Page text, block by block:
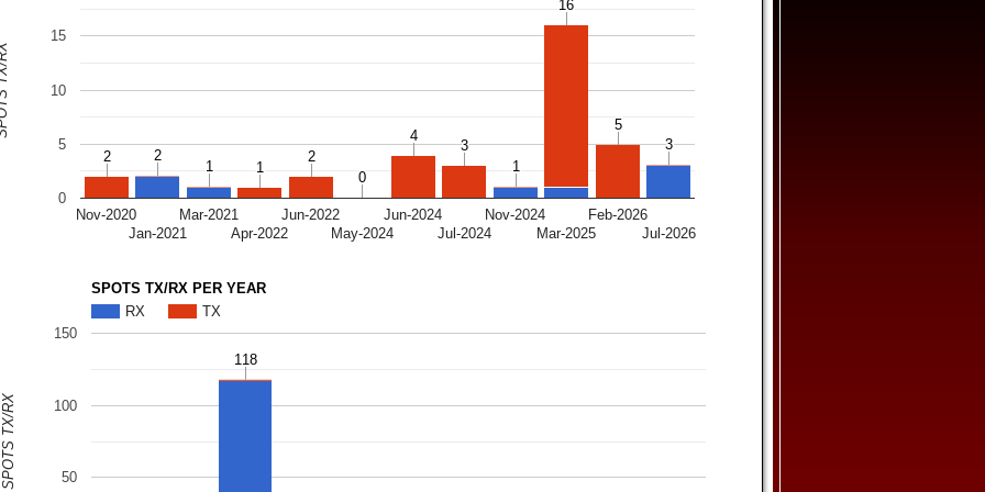
Nov-2020
Jan-2021
Mar-2021
Apr-2022
Jun-2022
May-2024
Jun-2024
Jul-2024
Nov-2024
Mar-2025
Feb-2026
Jul-2026
0
5
10
15
2
2 2
2
1
1 1
1
2
2
0
0
4
4
3
3
1
1
16
16
5
5
3
3
RX
SPOTS TX/RX PER YEAR
RX
TX
50
100
150
118
118
SPOTS TX/RX